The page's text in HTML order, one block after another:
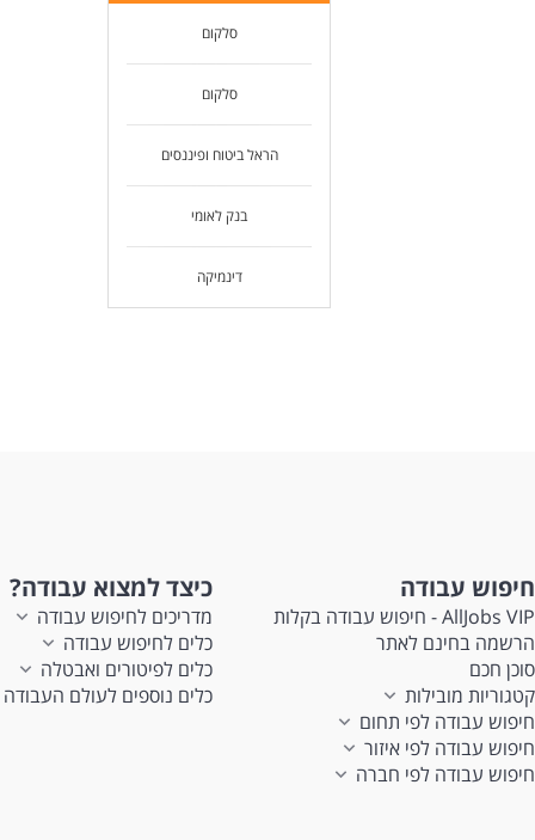
סלקום
סלקום
הראל ביטוח ופיננסים
בנק לאומי
דינמיקה
חיפוש עבודה
AllJobs VIP - חיפוש עבודה בקלות
הרשמה בחינם לאתר
סוכן חכם
קטגוריות מובילות
חיפוש עבודה לפי תחום
חיפוש עבודה לפי איזור
חיפוש עבודה לפי חברה
כיצד למצוא עבודה?
מדריכים לחיפוש עבודה
כלים לחיפוש עבודה
כלים לפיטורים ואבטלה
כלים נוספים לעולם העבודה